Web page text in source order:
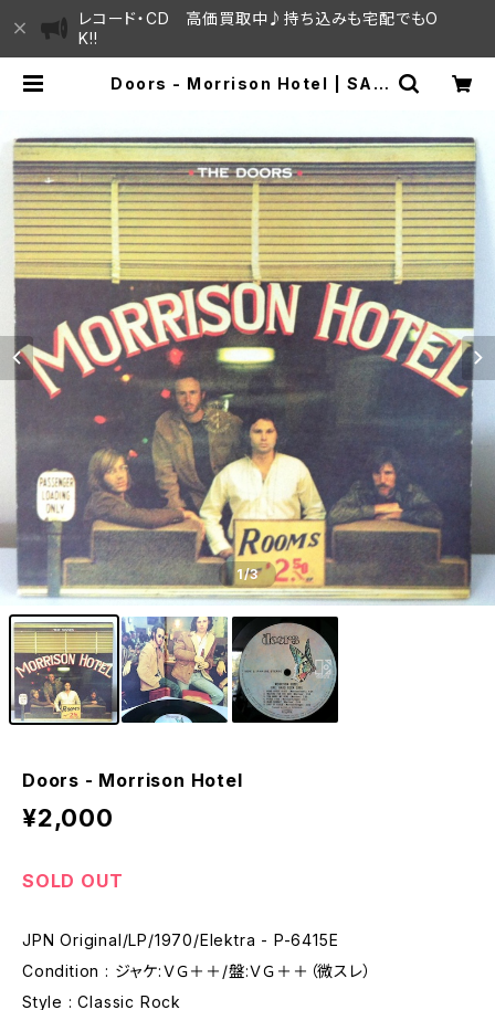
レコード・CD 高価買取中♪持ち込みも宅配でもO
K!!
Doors - Morrison Hotel | SAY
1/3
Doors - Morrison Hotel
¥2,000
SOLD OUT
JPN Original/LP/1970/Elektra - P-6415E
Condition : ジャケ:ＶＧ＋＋/盤:ＶＧ＋＋（微スレ）
Style : Classic Rock